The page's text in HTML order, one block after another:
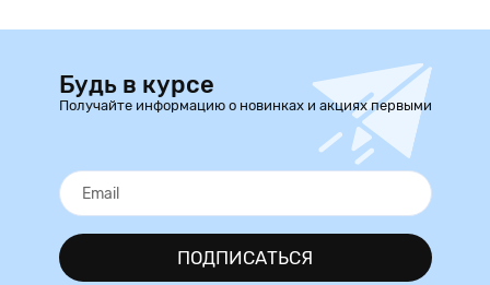
Будь в курсе
Получайте информацию о новинках и акциях первыми
ПОДПИСАТЬСЯ